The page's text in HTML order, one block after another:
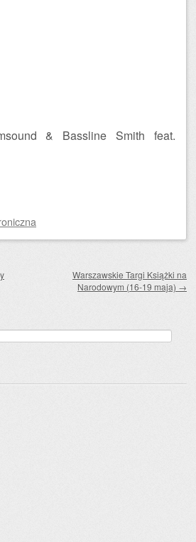
& Bassline Smith feat.
Warszawskie Targi Książki na
Narodowym (16-19 maja) →